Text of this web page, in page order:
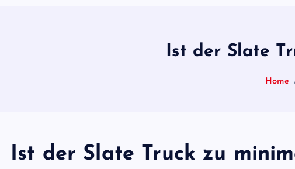
Ist der Slate
Home
Ist der Slate Truck zu